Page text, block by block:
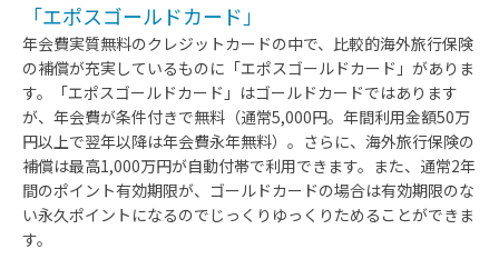
「エポスゴールドカード」
年会費実質無料のクレジットカードの中で、比較的海外旅行保険
の補償が充実しているものに「エポスゴールドカード」がありま
す。「エポスゴールドカード」はゴールドカードではあります
が、年会費が条件付きで無料（通常5,000円。年間利用金額50万
円以上で翌年以降は年会費永年無料）。さらに、海外旅行保険の
補償は最高1,000万円が自動付帯で利用できます。また、通常2年
間のポイント有効期限が、ゴールドカードの場合は有効期限のな
い永久ポイントになるのでじっくりゆっくりためることができま
す。